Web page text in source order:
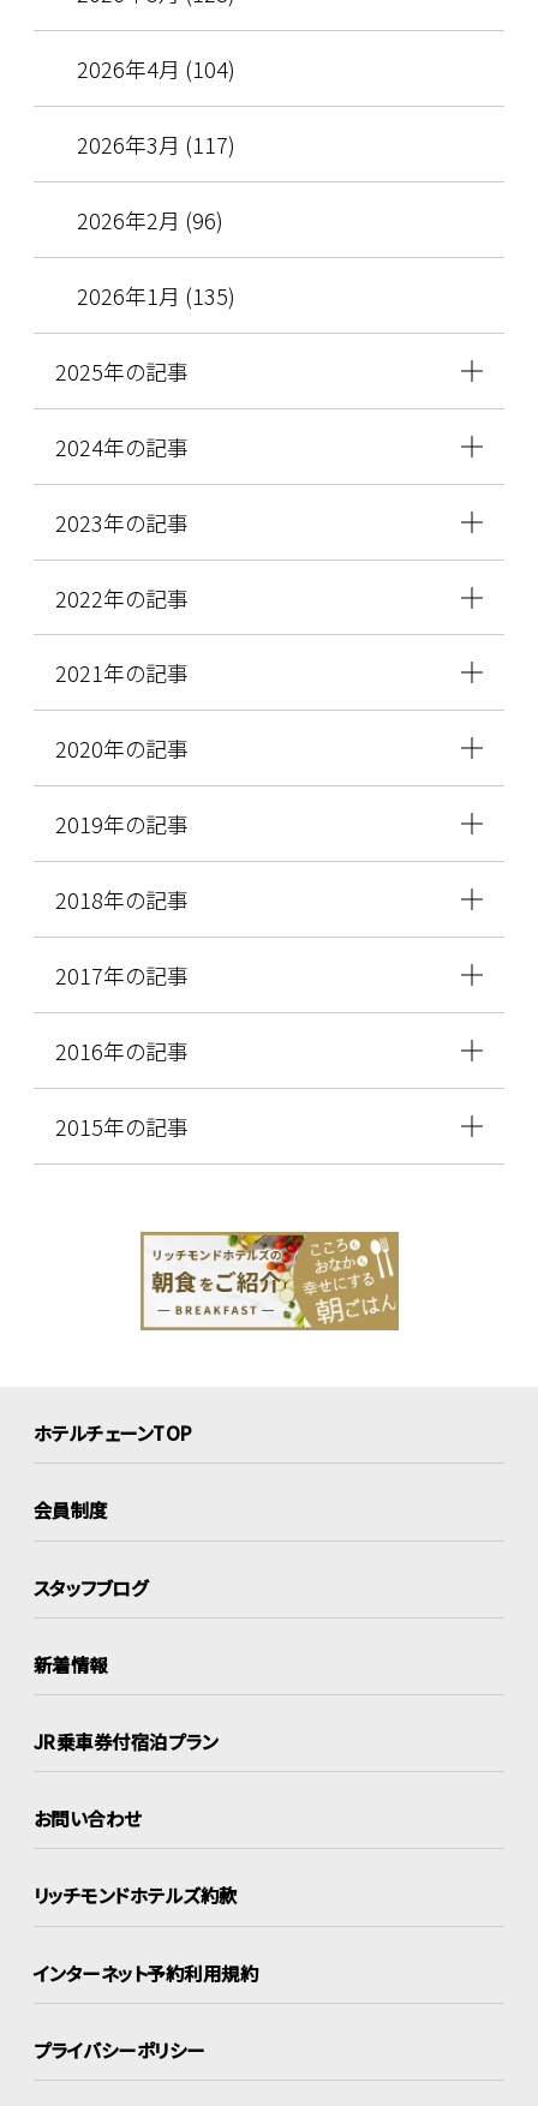
2026年4月 (104)
2026年3月 (117)
2026年2月 (96)
2026年1月 (135)
2025年の記事
2024年の記事
2023年の記事
2022年の記事
2021年の記事
2020年の記事
2019年の記事
2018年の記事
2017年の記事
2016年の記事
2015年の記事
ホテルチェーンTOP
会員制度
スタッフブログ
新着情報
JR乗車券付宿泊プラン
お問い合わせ
リッチモンドホテルズ約款
インターネット予約利用規約
プライバシーポリシー